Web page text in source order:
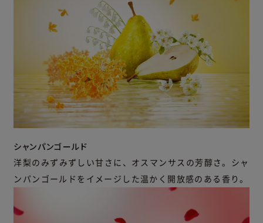
シャンパンゴールド
洋梨のみずみずしい甘さに、オスマンサスの芳醇さ。シャ
ンパンゴールドをイメージした温かく開放感のある香り。